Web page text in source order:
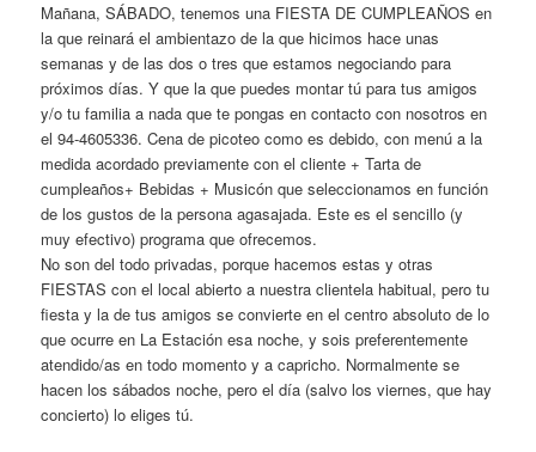
Mañana, SÁBADO, tenemos una FIESTA DE CUMPLEAÑOS en
la que reinará el ambientazo de la que hicimos hace unas
semanas y de las dos o tres que estamos negociando para
próximos días. Y que la que puedes montar tú para tus amigos
y/o tu familia a nada que te pongas en contacto con nosotros en
el 94-4605336. Cena de picoteo como es debido, con menú a la
medida acordado previamente con el cliente + Tarta de
cumpleaños+ Bebidas + Musicón que seleccionamos en función
de los gustos de la persona agasajada. Este es el sencillo (y
muy efectivo) programa que ofrecemos.
No son del todo privadas, porque hacemos estas y otras
FIESTAS con el local abierto a nuestra clientela habitual, pero tu
fiesta y la de tus amigos se convierte en el centro absoluto de lo
que ocurre en La Estación esa noche, y sois preferentemente
atendido/as en todo momento y a capricho. Normalmente se
hacen los sábados noche, pero el día (salvo los viernes, que hay
concierto) lo eliges tú.